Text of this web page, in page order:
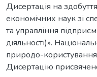
Дисертація на
економічних наук зі
та управління
діяльності)».
природо-
Дисертацію